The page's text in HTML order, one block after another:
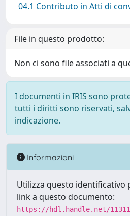
04.1 Contributo in Atti di
File in questo prodotto:
Non ci sono file associati a
I documenti in IRIS sono
tutti i diritti sono riservati,
indicazione.
Informazioni
Utilizza questo identificativo
link a questo documento:
https://hdl.handle.net/